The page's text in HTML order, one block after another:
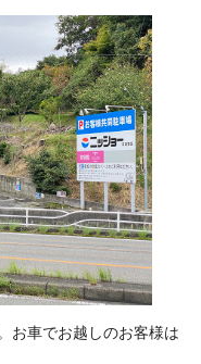
お車でお越しのお客様は